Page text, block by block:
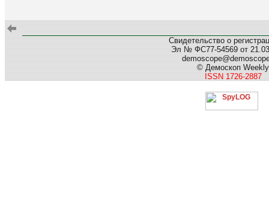
Свидетельство о
Эл № ФС77-54569 от
© Демоскоп Weekly
ISSN 1726-2887